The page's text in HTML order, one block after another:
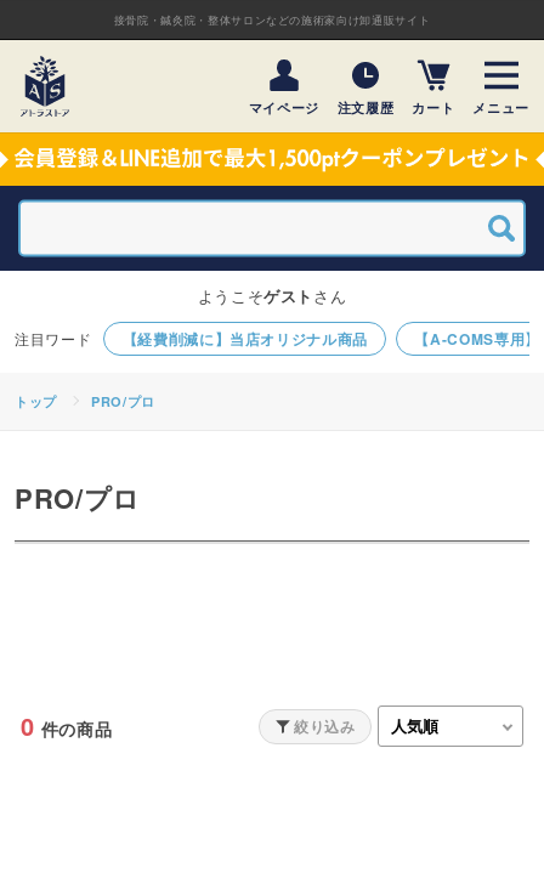
接骨院・鍼灸院・整体サロンなどの施術家向け卸通販サイト
マイページ 注文履歴 カート メニュー
【経費削減に】当店オリジナル商品 【A-COMS専用
ようこそゲスト さん
トップ PRO/プロ
PRO/プロ
0 件の商品 絞り込み